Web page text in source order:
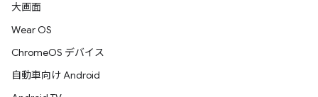
大画面
Wear OS
ChromeOS デバイス
自動車向け Android